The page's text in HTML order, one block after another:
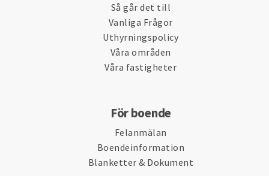
Så går det till
Vanliga Frågor
Uthyrningspolicy
Våra områden
Våra fastigheter
För boende
Felanmälan
Boendeinformation
Blanketter & Dokument